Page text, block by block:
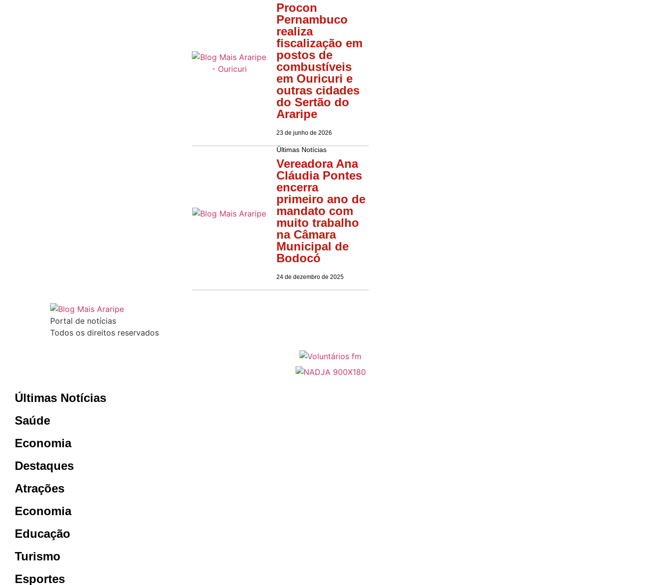
Procon
Pernambuco
realiza
fiscalização em
postos de
combustíveis
em Ouricuri e
outras cidades
do Sertão do
Araripe
23 de junho de 2026
Últimas Notícias
Vereadora Ana
Cláudia Pontes
encerra
primeiro ano de
mandato com
muito trabalho
na Câmara
Municipal de
Bodocó
24 de dezembro de 2025
Portal de notícias
Todos os direitos reservados
Últimas Notícias
Saúde
Economia
Destaques
Atrações
Economia
Educação
Turismo
Esportes